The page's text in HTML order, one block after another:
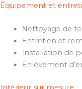
Équipement et
Nettoyage de
Entretien et
Installation de
Enlèvement